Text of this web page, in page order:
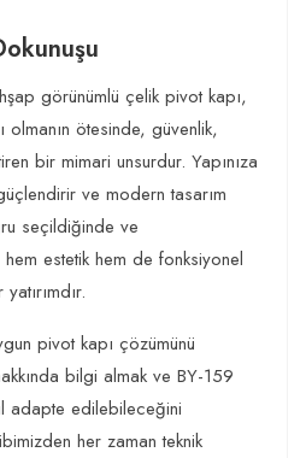
görünümlü çelik pivot kapı,
ötesinde, güvenlik,
bir mimari unsurdur. Yapınıza
ve modern tasarım
seçildiğinde ve
estetik hem de fonksiyonel
pivot kapı çözümünü
bilgi almak ve BY-159
adapte edilebileceğini
her zaman teknik